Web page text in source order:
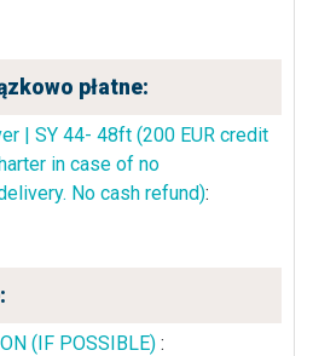
płatne:
| SY 44- 48ft (200 EUR credit
in case of no
No cash refund):
(IF POSSIBLE) :